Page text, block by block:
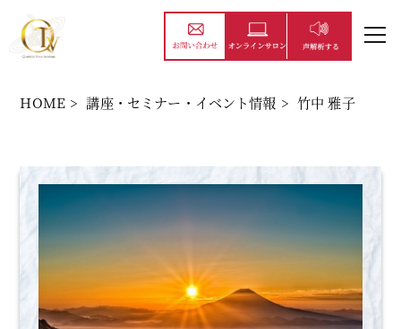
HOME > 講座・セミナー・イベント情報 > 竹中 雅子